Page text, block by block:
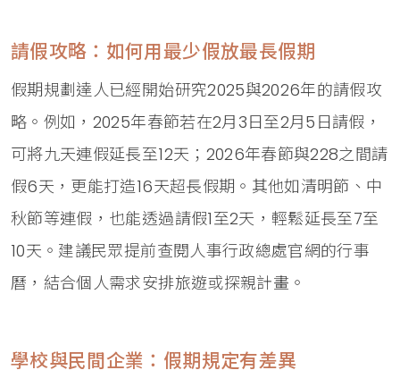
請假攻略：如何用最少假放最長假期
假期規劃達人已經開始研究2025與2026年的請假攻
略。例如，2025年春節若在2月3日至2月5日請假，
可將九天連假延長至12天；2026年春節與228之間請
假6天，更能打造16天超長假期。其他如清明節、中
秋節等連假，也能透過請假1至2天，輕鬆延長至7至
10天。建議民眾提前查閱人事行政總處官網的行事
曆，結合個人需求安排旅遊或探親計畫。
學校與民間企業：假期規定有差異